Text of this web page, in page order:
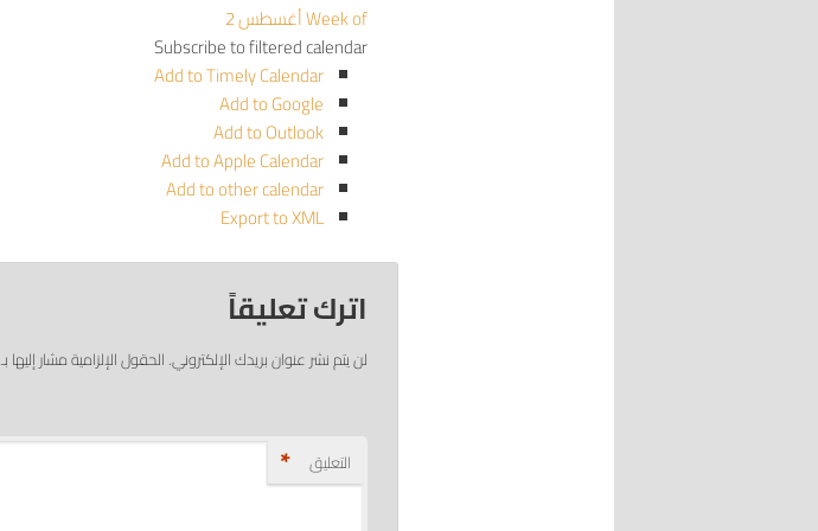
Week of أغسطس 2
Subscribe to filtered calendar
Add to Timely Calendar
Add to Google
Add to Outlook
Add to Apple Calendar
Add to other calendar
Export to XML
اترك تعليقاً
لن يتم نشر عنوان بريدك الإلكتروني. الحقول الإلزامية مشار إليها بـ
التعليق *